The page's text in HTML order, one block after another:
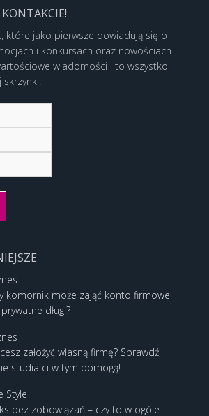
które jako pierwsze dowiadują się o
i konkursach oraz nowościach
wiadomości i to wszystko
komornik może zająć konto firmowe
długi?
założyć własną firmę? Sprawdź,
studia ci w tym pomogą!
Style
bez zobowiązań – czy to w ogóle